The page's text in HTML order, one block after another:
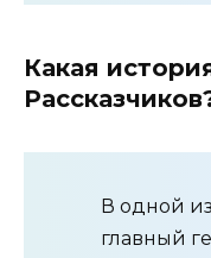
Какая
В одной
главный